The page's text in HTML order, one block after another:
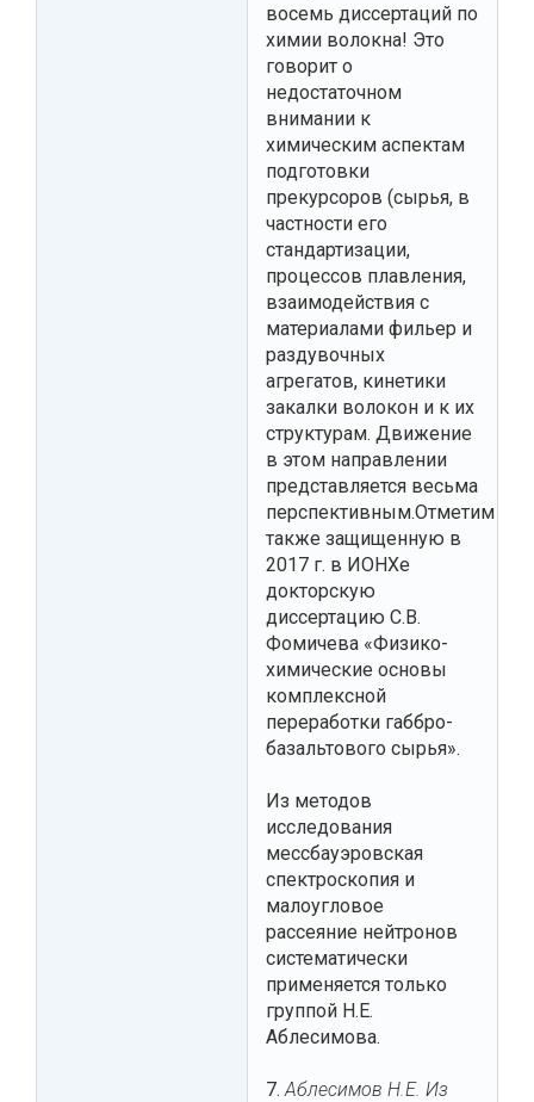
восемь диссертаций по
химии волокна! Это
говорит о
недостаточном
внимании к
химическим аспектам
подготовки
прекурсоров (сырья, в
частности его
стандартизации,
процессов плавления,
взаимодействия с
материалами фильер и
раздувочных
агрегатов, кинетики
закалки волокон и к их
структурам. Движение
в этом направлении
представляется весьма
перспективным.Отметим
также защищенную в
2017 г. в ИОНХе
докторскую
диссертацию С.В.
Фомичева «Физико-
химические основы
комплексной
переработки габбро-
базальтового сырья».
Из методов
исследования
мессбауэровская
спектроскопия и
малоугловое
рассеяние нейтронов
систематически
применяется только
группой Н.Е.
Аблесимова.
7. Аблесимов Н.Е. Из